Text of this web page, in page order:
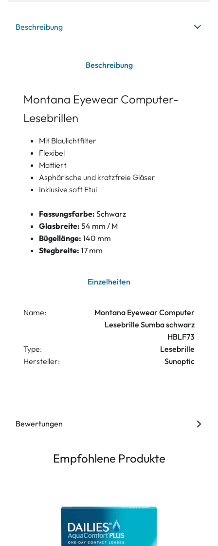
Beschreibung
Beschreibung
Montana Eyewear Computer-
Lesebrillen
Mit Blaulichtfilter
Flexibel
Mattiert
Asphärische und kratzfreie Gläser
Inklusive soft Etui
Fassungsfarbe: Schwarz
Glasbreite: 54 mm / M
Bügellänge: 140 mm
Stegbreite: 17 mm
Einzelheiten
Name:
Montana Eyewear Computer
Lesebrille Sumba schwarz
HBLF73
Type:
Lesebrille
Hersteller:
Sunoptic
Bewertungen
Empfohlene Produkte